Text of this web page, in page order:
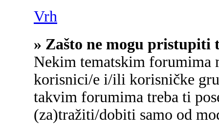
Vrh
» Zašto ne mogu pristupiti
Nekim tematskim forumima
korisnici/e i/ili korisničke
takvim forumima treba ti
(za)tražiti/dobiti samo od